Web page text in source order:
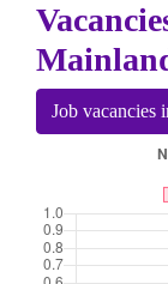
Job vacancies